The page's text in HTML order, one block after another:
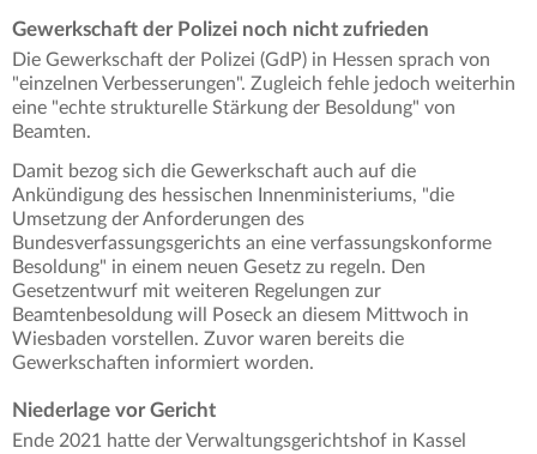
Gewerkschaft der Polizei noch nicht zufrieden
Die Gewerkschaft der Polizei (GdP) in Hessen sprach von
"einzelnen Verbesserungen". Zugleich fehle jedoch weiterhin
eine "echte strukturelle Stärkung der Besoldung" von
Beamten.
Damit bezog sich die Gewerkschaft auch auf die
Ankündigung des hessischen Innenministeriums, "die
Umsetzung der Anforderungen des
Bundesverfassungsgerichts an eine verfassungskonforme
Besoldung" in einem neuen Gesetz zu regeln. Den
Gesetzentwurf mit weiteren Regelungen zur
Beamtenbesoldung will Poseck an diesem Mittwoch in
Wiesbaden vorstellen. Zuvor waren bereits die
Gewerkschaften informiert worden.
Niederlage vor Gericht
Ende 2021 hatte der Verwaltungsgerichtshof in Kassel